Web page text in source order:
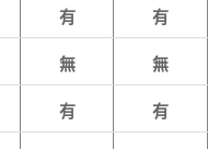
有 有
無 無
有 有